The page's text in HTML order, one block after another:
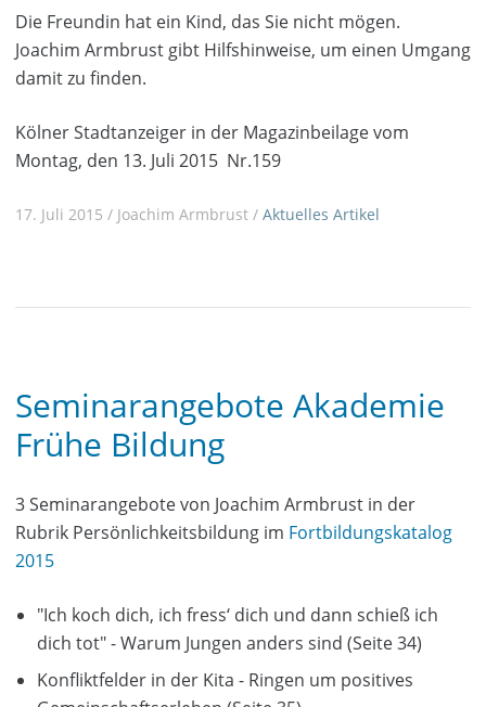
Die Freundin hat ein Kind, das Sie nicht mögen.
Joachim Armbrust gibt Hilfshinweise, um einen Umgang
damit zu finden.
Kölner Stadtanzeiger in der Magazinbeilage vom
Montag, den 13. Juli 2015 Nr.159
17. Juli 2015 / Joachim Armbrust / Aktuelles Artikel
Seminarangebote Akademie
Frühe Bildung
3 Seminarangebote von Joachim Armbrust in der
Rubrik Persönlichkeitsbildung im Fortbildungskatalog
2015
"Ich koch dich, ich fress‘ dich und dann schieß ich
dich tot" - Warum Jungen anders sind (Seite 34)
Konfliktfelder in der Kita - Ringen um positives